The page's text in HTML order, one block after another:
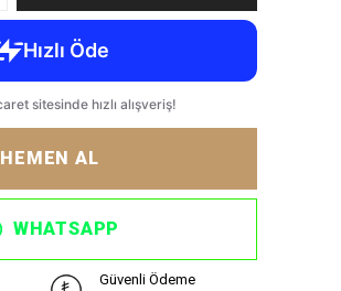
HEMEN AL
WHATSAPP
Güvenli Ödeme